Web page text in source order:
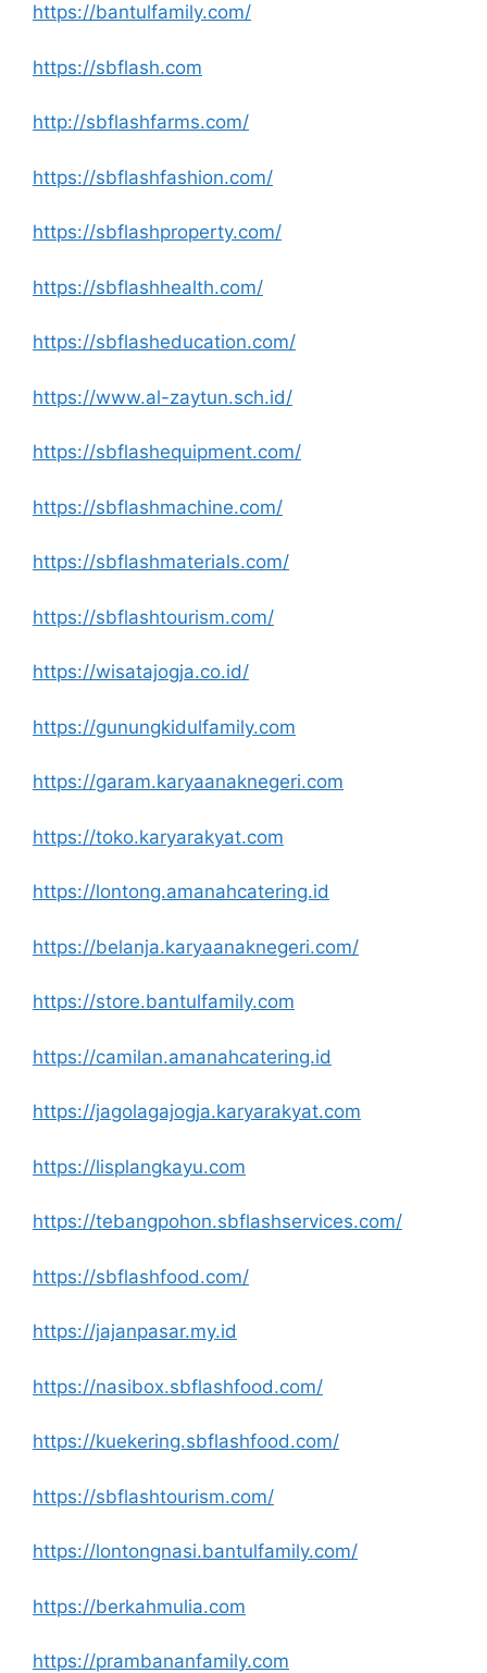
https://bantulfamily.com/
https://sbflash.com
http://sbflashfarms.com/
https://sbflashfashion.com/
https://sbflashproperty.com/
https://sbflashhealth.com/
https://sbflasheducation.com/
https://www.al-zaytun.sch.id/
https://sbflashequipment.com/
https://sbflashmachine.com/
https://sbflashmaterials.com/
https://sbflashtourism.com/
https://wisatajogja.co.id/
https://gunungkidulfamily.com
https://garam.karyaanaknegeri.com
https://toko.karyarakyat.com
https://lontong.amanahcatering.id
https://belanja.karyaanaknegeri.com/
https://store.bantulfamily.com
https://camilan.amanahcatering.id
https://jagolagajogja.karyarakyat.com
https://lisplangkayu.com
https://tebangpohon.sbflashservices.com/
https://sbflashfood.com/
https://jajanpasar.my.id
https://nasibox.sbflashfood.com/
https://kuekering.sbflashfood.com/
https://sbflashtourism.com/
https://lontongnasi.bantulfamily.com/
https://berkahmulia.com
https://prambananfamily.com